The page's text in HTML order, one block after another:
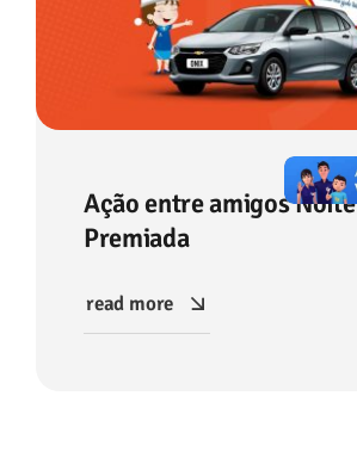
Ação entre amigos Noite
Premiada
read more